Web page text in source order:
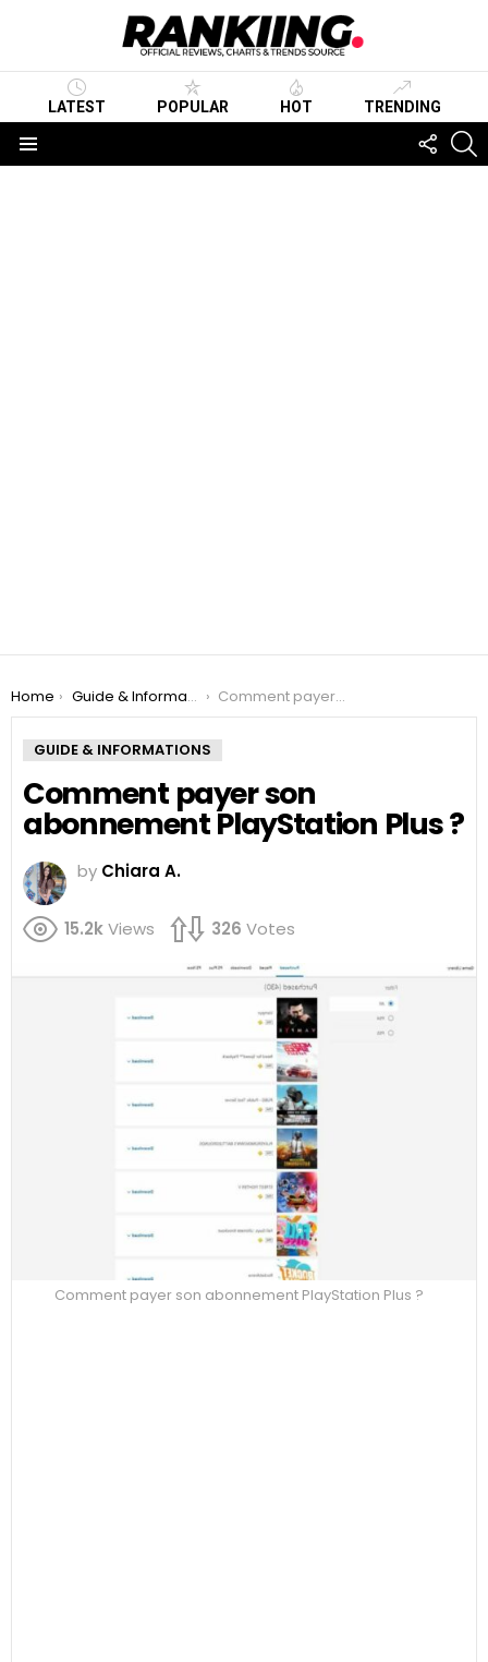
LATEST POPULAR HOT TRENDING
US
You are here:
Home Guide & Informations Comment payer son abonnement PlayStation Plus ?
GUIDE & INFORMATIONS
Comment payer son
abonnement PlayStation Plus ?
by Chiara A.
15.2kViews 326 Votes
Comment payer son abonnement PlayStation Plus ?